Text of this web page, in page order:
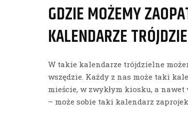
GDZIE MOŻEMY
KALENDARZE
W takie kalendarze trójdzielne
wszędzie. Każdy z nas może taki
mieście, w zwykłym kiosku, a
– może sobie taki kalendarz